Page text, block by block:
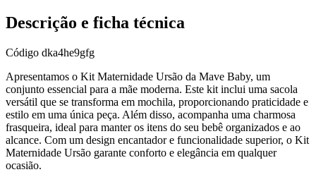
Descrição e ficha técnica
Código dka4he9gfg
Apresentamos o Kit Maternidade Ursão da Mave Baby, um
conjunto essencial para a mãe moderna. Este kit inclui uma sacola
versátil que se transforma em mochila, proporcionando praticidade e
estilo em uma única peça. Além disso, acompanha uma charmosa
frasqueira, ideal para manter os itens do seu bebê organizados e ao
alcance. Com um design encantador e funcionalidade superior, o Kit
Maternidade Ursão garante conforto e elegância em qualquer
ocasião.